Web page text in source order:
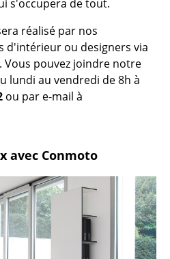
s'occupera de tout.
réalisé par nos
d'intérieur ou designers via
pouvez joindre notre
lundi au vendredi de 8h à
ou par e-mail à
avec Conmoto